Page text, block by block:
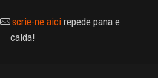
scrie-ne aici repede pana e
calda!